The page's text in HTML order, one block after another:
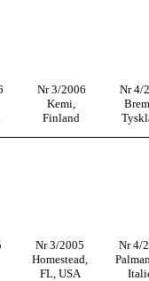
Nr 3/2006
Kemi,
Finland
Nr 4/
Nr 3/2005
Homestead,
FL, USA
Nr 4/